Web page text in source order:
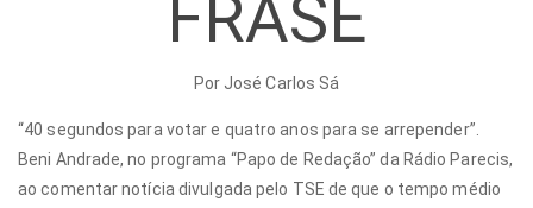
FRASE
Por José Carlos Sá
“40 segundos para votar e quatro anos para se arrepender”.
Beni Andrade, no programa “Papo de Redação” da Rádio Parecis,
ao comentar notícia divulgada pelo TSE de que o tempo médio